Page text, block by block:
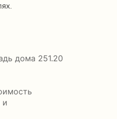
дома 251.20
и